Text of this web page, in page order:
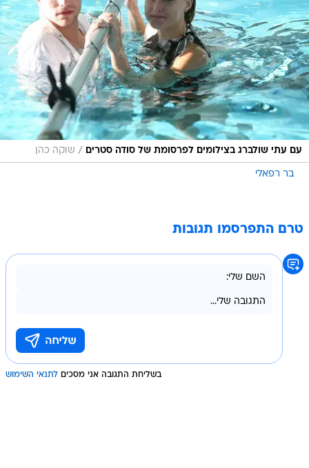
עם עתי שולברג בצילומים לפרסומת של סודה סטרים / שוקה כהן
בר רפאלי
טרם התפרסמו תגובות
בשליחת התגובה אני מסכים לתנאי השימוש